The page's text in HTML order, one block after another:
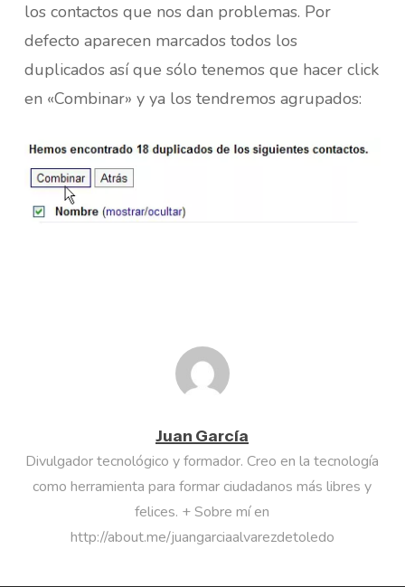
los contactos que nos dan problemas. Por
defecto aparecen marcados todos los
duplicados así que sólo tenemos que hacer click
en «Combinar» y ya los tendremos agrupados:
Juan García
Divulgador tecnológico y formador. Creo en la tecnología
como herramienta para formar ciudadanos más libres y
felices. + Sobre mí en
http://about.me/juangarciaalvarezdetoledo